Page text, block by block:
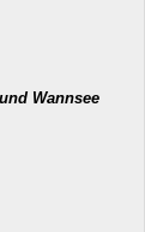
Wannsee